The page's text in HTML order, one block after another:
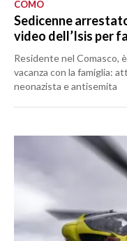
COMO
Sedicenne
video dell’Isis per
Residente nel Comasco,
vacanza con la famiglia:
neonazista e antisemita